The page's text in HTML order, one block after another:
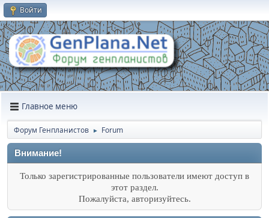
Войти
Главное меню
Форум Генпланистов ► Forum
Внимание!
Только зарегистрированные пользователи имеют доступ в
этот раздел.
Пожалуйста, авторизуйтесь.